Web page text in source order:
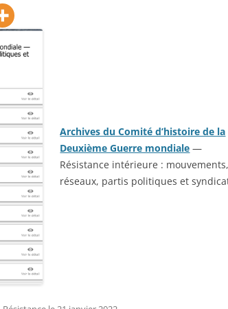
LA
DES CONVOIS DE
ARRIVÉS À EVIAN DU
DÉFINITIVES DES
ET FAMILLES
PAR LA SUISSE
FAISANT CONNAÎTRE LA
ACTUELLE DES
ÉVACUÉES DU
DU HAUT-RHIN (5
) – 1914-1918
DES MALADES
CIVIL DE BELFORT
D’ALSACE ÉVACUÉS (1939-
GÉNÉALOMANIAC – ETAT
LIEUX D’INTERNEMENT EN FRANCE
1939-1945
DÉPÔTS DE PRISONNIERS
ALLEMANDS (1914-1918)
LISTE DES CAMPS DE PRISONNIERS
DU IIIE REICH
EMPLACEMENTS DES TROUPES
POUR LE FUSILLER ET LE TIREUR
LMG. DR. JURÉ. W. REIBERT. / DER
Archives du Comité d’histoire de la
Deuxième Guerre mondiale —
Résistance intérieure : mouvements,
réseaux, partis politiques et